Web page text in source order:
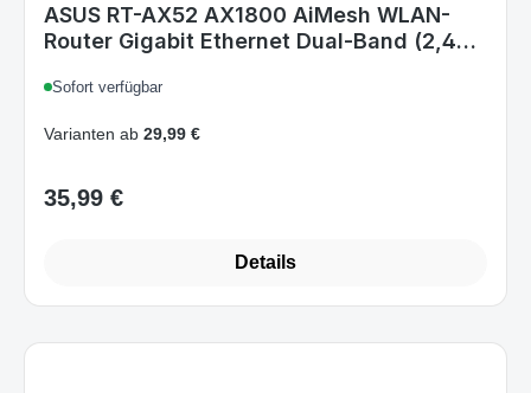
ASUS RT-AX52 AX1800 AiMesh WLAN-
Router Gigabit Ethernet Dual-Band (2,4
Sofort verfügbar
Varianten ab 29,99 €
Regulärer Preis:
35,99 €
Details